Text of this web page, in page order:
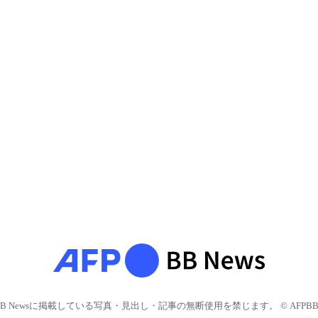
Newsに掲載している写真・見出し・記事の無断使用を禁じます。 © AFPBB